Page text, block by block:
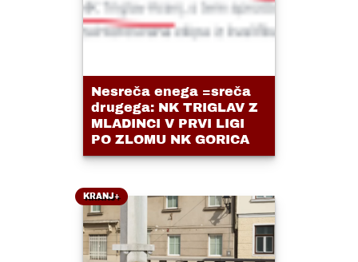
Nesreča enega =sreča
drugega: NK TRIGLAV Z
MLADINCI V PRVI LIGI
PO ZLOMU NK GORICA
KRANJ+